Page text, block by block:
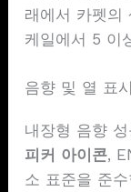
래에서 카펫의
케일에서 5 이
음향 및 열 표
내장형 음향
피커 아이콘,
소 표준을 준